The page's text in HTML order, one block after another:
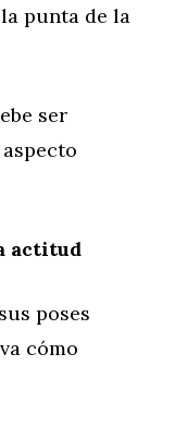
punta de la
ser
actitud
poses
cómo